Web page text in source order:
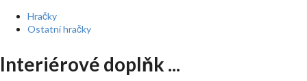
Hračky
Ostatní hračky
Interiérové doplňk ...